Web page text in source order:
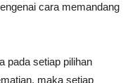
cara memandang
pada setiap pilihan
maka setiap